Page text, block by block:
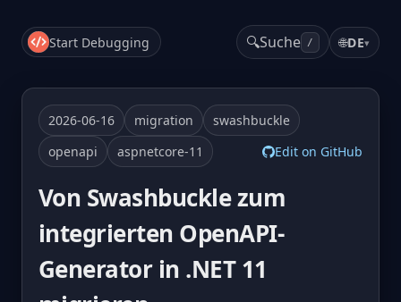
Start Debugging 🔍Suche / 🌐DE▾
2026-06-16 migration
swashbuckle
openapi
aspnetcore-11 Edit on GitHub
Von Swashbuckle zum
integrierten OpenAPI-
Generator in .NET 11